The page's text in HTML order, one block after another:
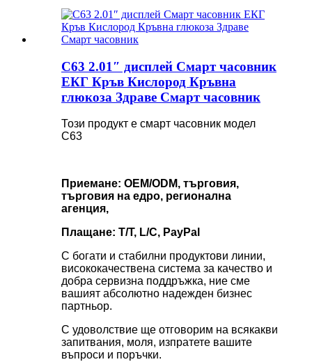
C63 2.01″ дисплей Смарт часовник
ЕКГ Кръв Кислород Кръвна
глюкоза Здраве Смарт часовник
Този продукт е смарт часовник модел
C63
Приемане: OEM/ODM, търговия,
търговия на едро, регионална
агенция,
Плащане: T/T, L/C, PayPal
С богати и стабилни продуктови линии,
висококачествена система за качество и
добра сервизна поддръжка, ние сме
вашият абсолютно надежден бизнес
партньор.
С удоволствие ще отговорим на всякакви
запитвания, моля, изпратете вашите
въпроси и поръчки.